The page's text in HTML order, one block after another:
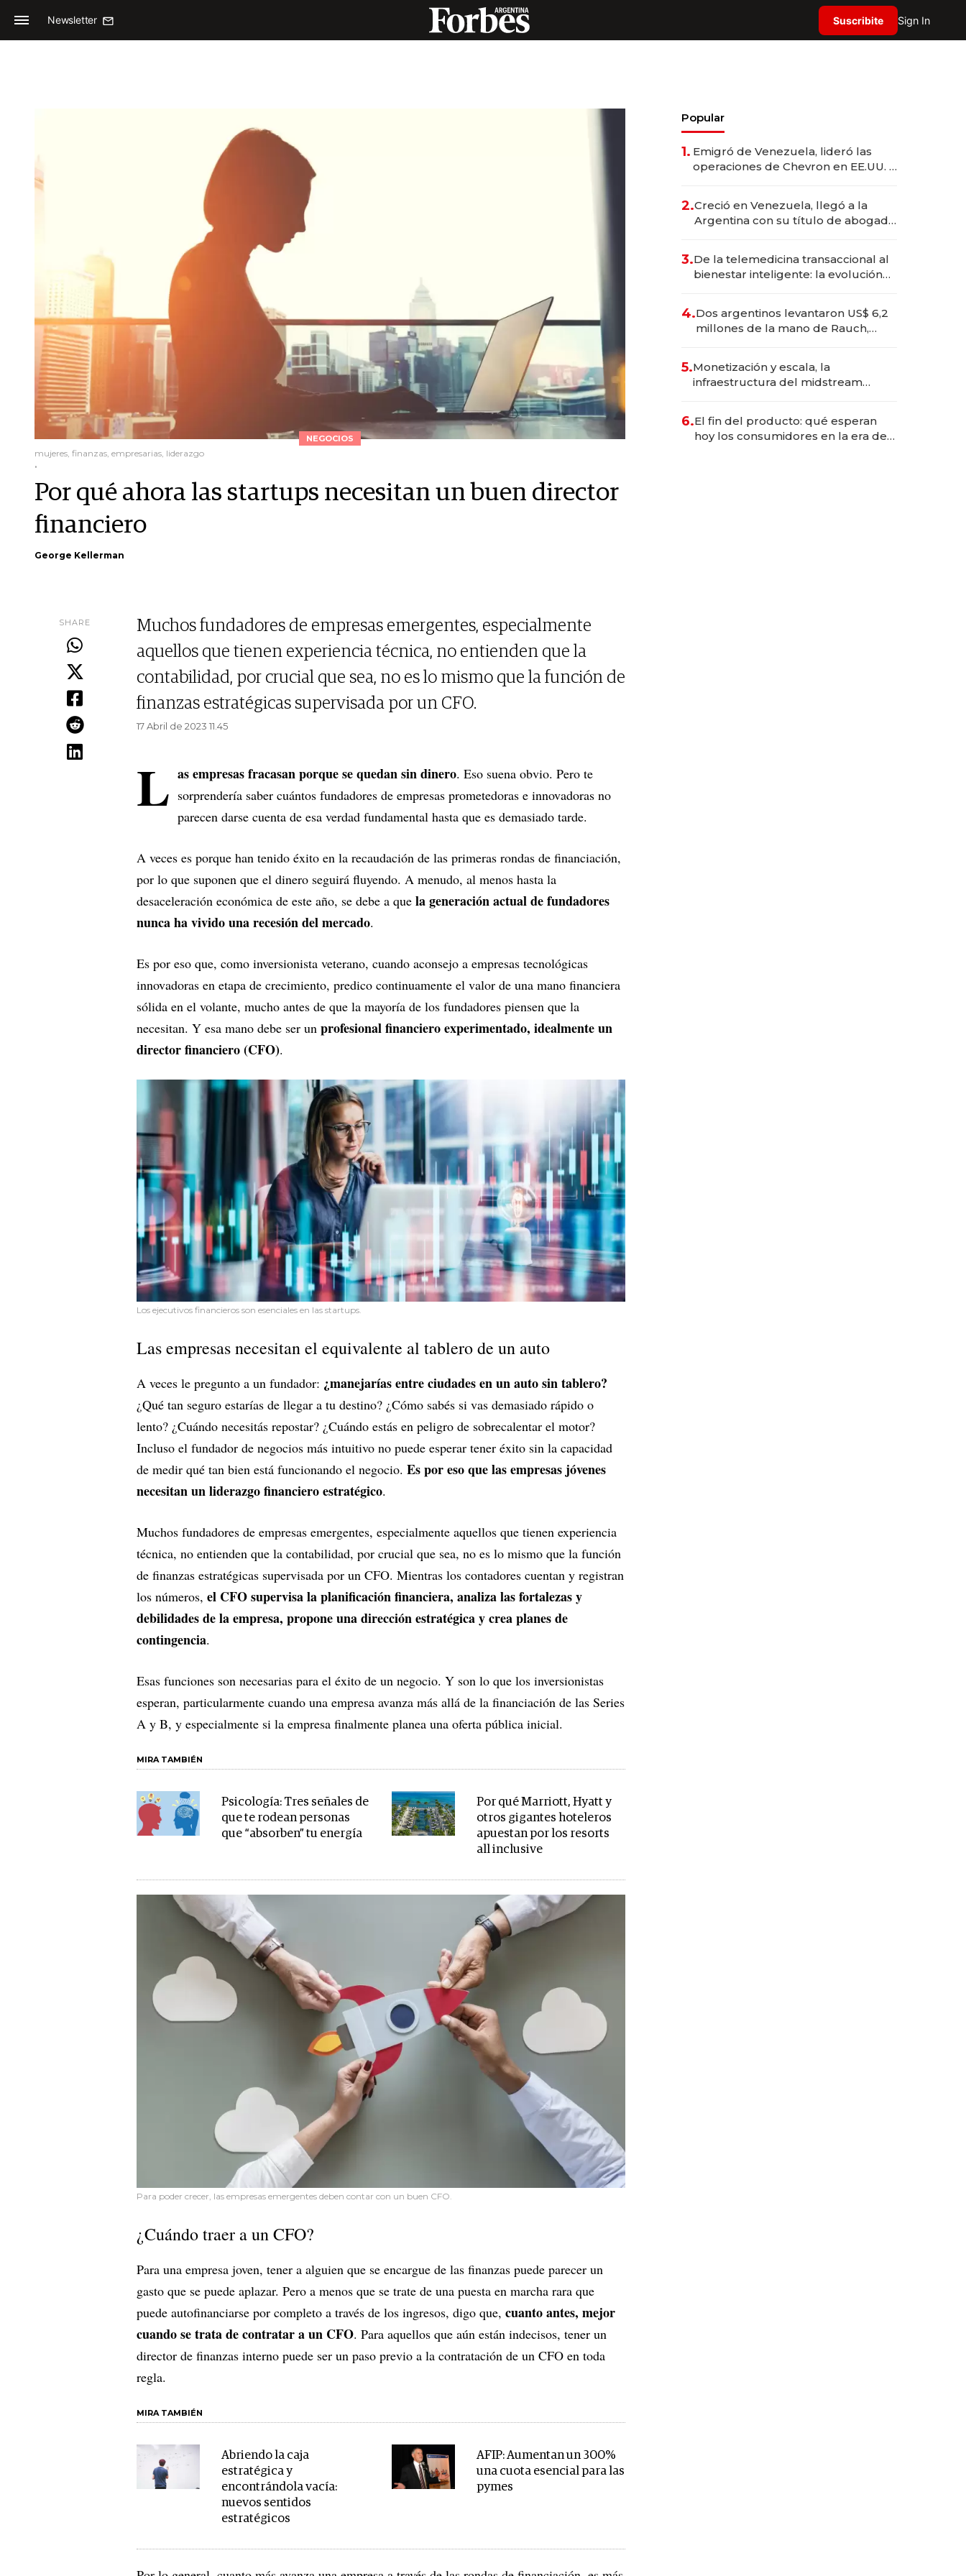
Newsletter Suscribite Sign In
NEGOCIOS
mujeres, finanzas, empresarias, liderazgo
.
Por qué ahora las startups necesitan un buen director
financiero
George Kellerman
SHARE
Muchos fundadores de empresas emergentes, especialmente
aquellos que tienen experiencia técnica, no entienden que la
contabilidad, por crucial que sea, no es lo mismo que la función de
finanzas estratégicas supervisada por un CFO.
17 Abril de 2023 11.45
L as empresas fracasan porque se quedan sin dinero. Eso suena obvio. Pero te
sorprendería saber cuántos fundadores de empresas prometedoras e innovadoras no
parecen darse cuenta de esa verdad fundamental hasta que es demasiado tarde.
A veces es porque han tenido éxito en la recaudación de las primeras rondas de financiación,
por lo que suponen que el dinero seguirá fluyendo. A menudo, al menos hasta la
desaceleración económica de este año, se debe a que la generación actual de fundadores
nunca ha vivido una recesión del mercado.
Es por eso que, como inversionista veterano, cuando aconsejo a empresas tecnológicas
innovadoras en etapa de crecimiento, predico continuamente el valor de una mano financiera
sólida en el volante, mucho antes de que la mayoría de los fundadores piensen que la
necesitan. Y esa mano debe ser un profesional financiero experimentado, idealmente un
director financiero (CFO).
Los ejecutivos financieros son esenciales en las startups.
Las empresas necesitan el equivalente al tablero de un auto
A veces le pregunto a un fundador: ¿manejarías entre ciudades en un auto sin tablero?
¿Qué tan seguro estarías de llegar a tu destino? ¿Cómo sabés si vas demasiado rápido o
lento? ¿Cuándo necesitás repostar? ¿Cuándo estás en peligro de sobrecalentar el motor?
Incluso el fundador de negocios más intuitivo no puede esperar tener éxito sin la capacidad
de medir qué tan bien está funcionando el negocio. Es por eso que las empresas jóvenes
necesitan un liderazgo financiero estratégico.
Muchos fundadores de empresas emergentes, especialmente aquellos que tienen experiencia
técnica, no entienden que la contabilidad, por crucial que sea, no es lo mismo que la función
de finanzas estratégicas supervisada por un CFO. Mientras los contadores cuentan y registran
los números, el CFO supervisa la planificación financiera, analiza las fortalezas y
debilidades de la empresa, propone una dirección estratégica y crea planes de
contingencia.
Esas funciones son necesarias para el éxito de un negocio. Y son lo que los inversionistas
esperan, particularmente cuando una empresa avanza más allá de la financiación de las Series
A y B, y especialmente si la empresa finalmente planea una oferta pública inicial.
MIRA TAMBIÉN
Psicología: Tres señales de
que te rodean personas
que “absorben” tu energía
Por qué Marriott, Hyatt y
otros gigantes hoteleros
apuestan por los resorts
all inclusive
Para poder crecer, las empresas emergentes deben contar con un buen CFO.
¿Cuándo traer a un CFO?
Para una empresa joven, tener a alguien que se encargue de las finanzas puede parecer un
gasto que se puede aplazar. Pero a menos que se trate de una puesta en marcha rara que
puede autofinanciarse por completo a través de los ingresos, digo que, cuanto antes, mejor
cuando se trata de contratar a un CFO. Para aquellos que aún están indecisos, tener un
director de finanzas interno puede ser un paso previo a la contratación de un CFO en toda
regla.
MIRA TAMBIÉN
Abriendo la caja
estratégica y
encontrándola vacía:
nuevos sentidos
estratégicos
AFIP: Aumentan un 300%
una cuota esencial para las
pymes
Popular
1. Emigró de Venezuela, lideró las
operaciones de Chevron en EE.UU. y
2.Creció en Venezuela, llegó a la
Argentina con su título de abogado
marcas "fast premium"
3.De la telemedicina transaccional al
bienestar inteligente: la evolución
4.Dos argentinos levantaron US$ 6,2
millones de la mano de Rauch,
5.Monetización y escala, la
infraestructura del midstream
6.El fin del producto: qué esperan
hoy los consumidores en la era de